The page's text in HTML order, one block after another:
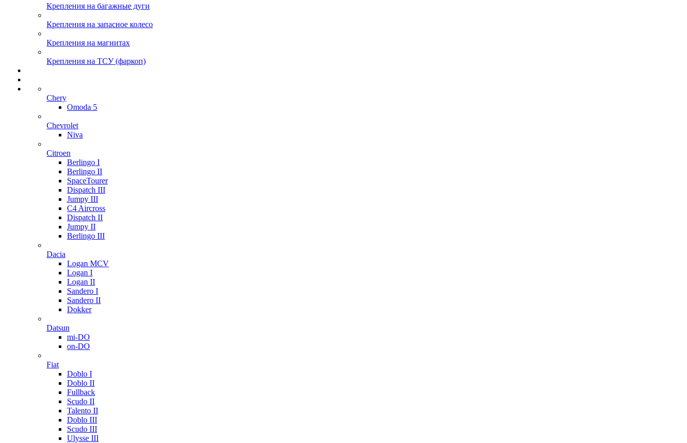
Крепления на багажные дуги
Крепления на запасное колесо
Крепления на магнитах
Крепления на ТСУ (фаркоп)
Chery
Omoda 5
Chevrolet
Niva
Citroen
Berlingo I
Berlingo II
SpaceTourer
Dispatch III
Jumpy III
C4 Aircross
Dispatch II
Jumpy II
Berlingo III
Dacia
Logan MCV
Logan I
Logan II
Sandero I
Sandero II
Dokker
Datsun
mi-DO
on-DO
Fiat
Doblo I
Doblo II
Fullback
Scudo II
Talento II
Doblo III
Scudo III
Ulysse III